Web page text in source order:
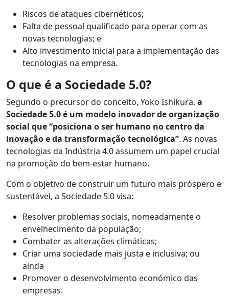
Riscos de ataques cibernéticos;
Falta de pessoal qualificado para operar com as
novas tecnologias; e
Alto investimento inicial para a implementação das
tecnologias na empresa.
O que é a Sociedade 5.0?
Segundo o precursor do conceito, Yoko Ishikura, a
Sociedade 5.0 é um modelo inovador de organização
social que “posiciona o ser humano no centro da
inovação e da transformação tecnológica”. As novas
tecnologias da Indústria 4.0 assumem um papel crucial
na promoção do bem-estar humano.
Com o objetivo de construir um futuro mais próspero e
sustentável, a Sociedade 5.0 visa:
Resolver problemas sociais, nomeadamente o
envelhecimento da população;
Combater as alterações climáticas;
Criar uma sociedade mais justa e inclusiva; ou
ainda
Promover o desenvolvimento económico das
empresas.